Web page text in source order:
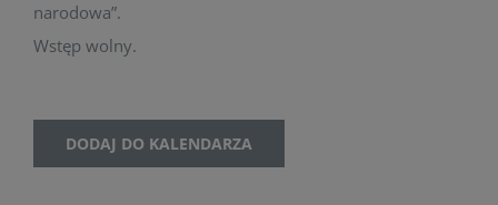
narodowa”.
Wstęp wolny.
DODAJ DO KALENDARZA